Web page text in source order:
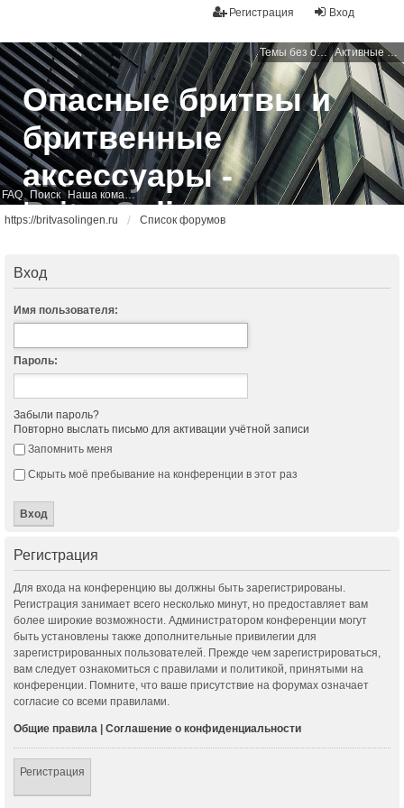
Вход
Регистрация
Темы без ответов Активные темы
FAQ Поиск Наша команда
Опасные бритвы и
бритвенные
аксессуары -
BritvaSolingen
https://britvasolingen.ru Список форумов
Вход
Имя пользователя:
Пароль:
Забыли пароль?
Повторно выслать письмо для активации учётной записи
Запомнить меня
Скрыть моё пребывание на конференции в этот раз
Регистрация
Для входа на конференцию вы должны быть зарегистрированы.
Регистрация занимает всего несколько минут, но предоставляет вам
более широкие возможности. Администратором конференции могут
быть установлены также дополнительные привилегии для
зарегистрированных пользователей. Прежде чем зарегистрироваться,
вам следует ознакомиться с правилами и политикой, принятыми на
конференции. Помните, что ваше присутствие на форумах означает
согласие со всеми правилами.
Общие правила Соглашение о конфиденциальности
Регистрация